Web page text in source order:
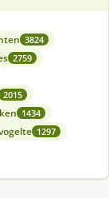
3824
2759
2015
1434
1297